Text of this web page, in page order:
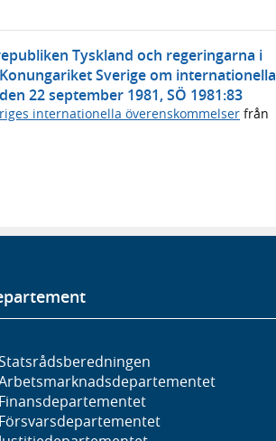
Tyskland och regeringarna i
Sverige om internationella
22 september 1981, SÖ 1981:83
internationella överenskommelser från
Finans­departementet
Försvars­departementet